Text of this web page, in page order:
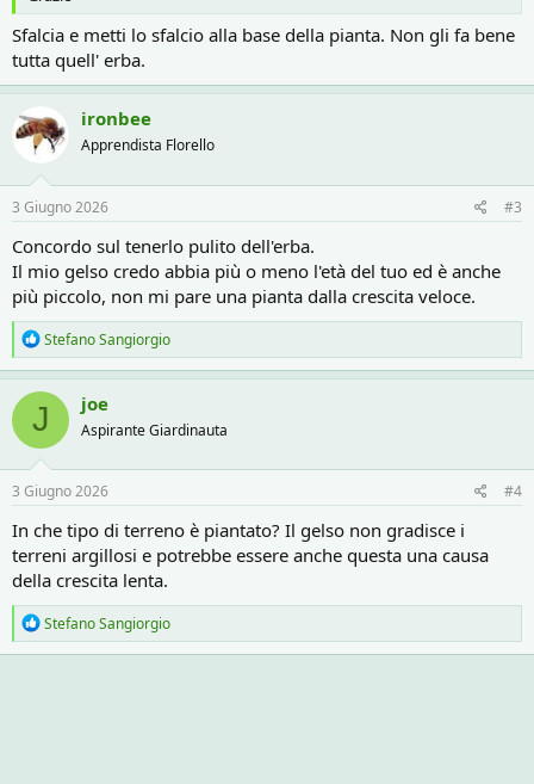
Sfalcia e metti lo sfalcio alla base della pianta. Non gli fa bene
tutta quell' erba.
ironbee
Apprendista Florello
3 Giugno 2026 #3
Concordo sul tenerlo pulito dell'erba.
Il mio gelso credo abbia più o meno l'età del tuo ed è anche
più piccolo, non mi pare una pianta dalla crescita veloce.
R
e
a
c
t
i
o
n
s
:
Stefano Sangiorgio
J joe
Aspirante Giardinauta
3 Giugno 2026 #4
In che tipo di terreno è piantato? Il gelso non gradisce i
terreni argillosi e potrebbe essere anche questa una causa
della crescita lenta.
R
e
a
Stefano Sangiorgio